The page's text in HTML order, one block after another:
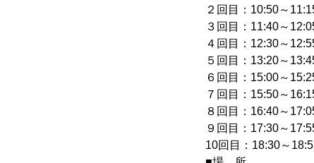
２回目：10:50～
３回目：11:40～
４回目：12:30～
５回目：13:20～
６回目：15:00～
７回目：15:50～
８回目：16:40～
９回目：17:30～
10回目：18:30～